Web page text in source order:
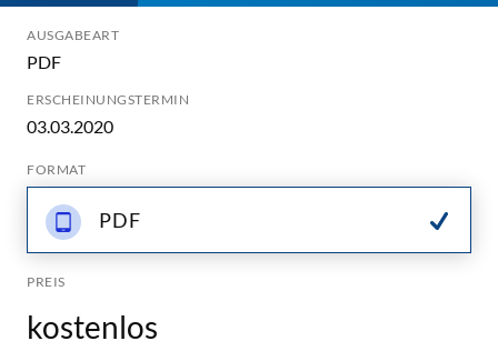
AUSGABEART
PDF
ERSCHEINUNGSTERMIN
03.03.2020
FORMAT
PDF
PREIS
kostenlos